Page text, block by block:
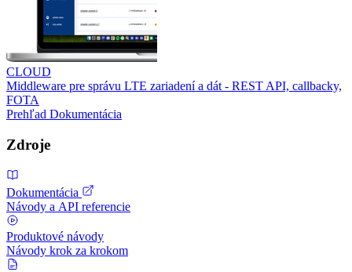
CLOUD
Middleware pre správu LTE zariadení a dát - REST API, callbacky,
FOTA
Prehľad Dokumentácia
Zdroje
Dokumentácia
Návody a API referencie
Produktové návody
Návody krok za krokom